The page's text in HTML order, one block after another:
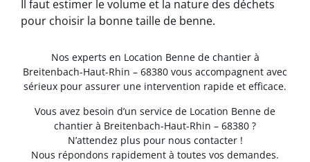
Il faut estimer le volume et la nature des déchets
pour choisir la bonne taille de benne.
Nos experts en Location Benne de chantier à
Breitenbach-Haut-Rhin – 68380 vous accompagnent avec
sérieux pour assurer une intervention rapide et efficace.
Vous avez besoin d’un service de Location Benne de
chantier à Breitenbach-Haut-Rhin – 68380 ?
N’attendez plus pour nous contacter !
Nous répondons rapidement à toutes vos demandes.